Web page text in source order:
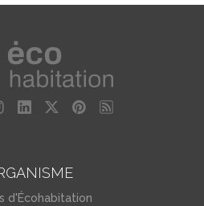
d'Écohabitation